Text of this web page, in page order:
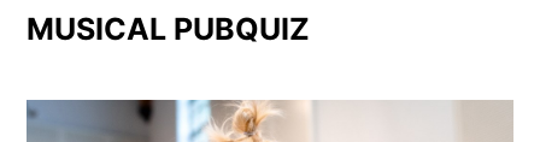
MUSICAL PUBQUIZ